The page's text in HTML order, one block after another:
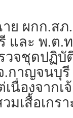
ย ผกก.สภ.
และ พ.ต.
รวจชุดปฏิ
กาญจนบุรี
องจากเจ้
มเสื้อเกร